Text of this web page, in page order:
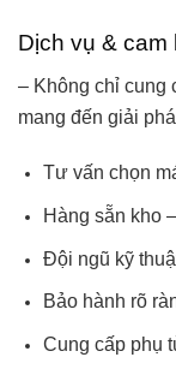
Dịch vụ & cam
– Không chỉ cung
mang đến giải
Tư vấn chọn
Hàng sẵn kho
Đội ngũ kỹ
Bảo hành rõ
Cung cấp phụ